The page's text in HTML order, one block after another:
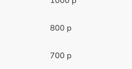
800 р
700 р